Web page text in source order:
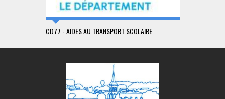
CD77 - AIDES AU TRANSPORT SCOLAIRE